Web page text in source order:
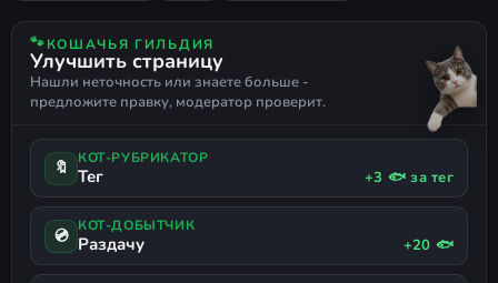
🐾КОШАЧЬЯ ГИЛЬДИЯ
Улучшить страницу
Нашли неточность или знаете больше -
предложите правку, модератор проверит.
🔖 КОТ-РУБРИКАТОР
Тег +3 🐟 за тег
💿 КОТ-ДОБЫТЧИК
Раздачу +20 🐟